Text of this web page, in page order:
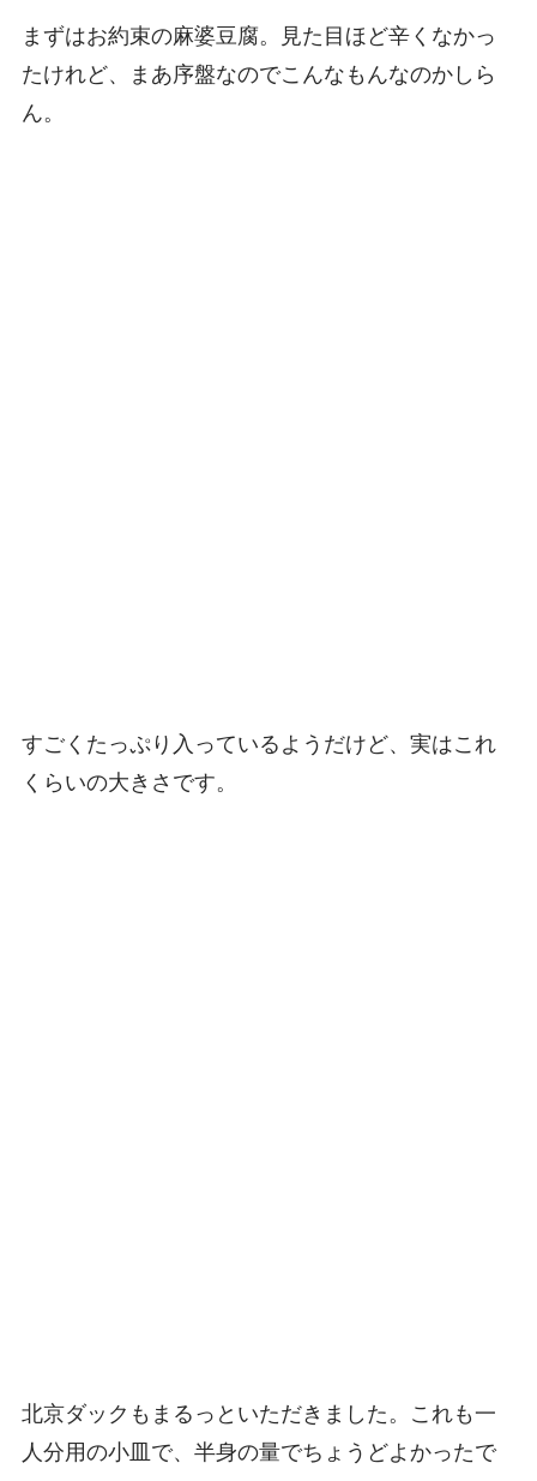
まずはお約束の麻婆豆腐。見た目ほど辛くなかっ
たけれど、まあ序盤なのでこんなもんなのかしら
ん。
すごくたっぷり入っているようだけど、実はこれ
くらいの大きさです。
北京ダックもまるっといただきました。これも一
人分用の小皿で、半身の量でちょうどよかったで